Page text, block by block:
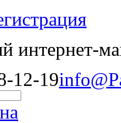
интернет-
12-19